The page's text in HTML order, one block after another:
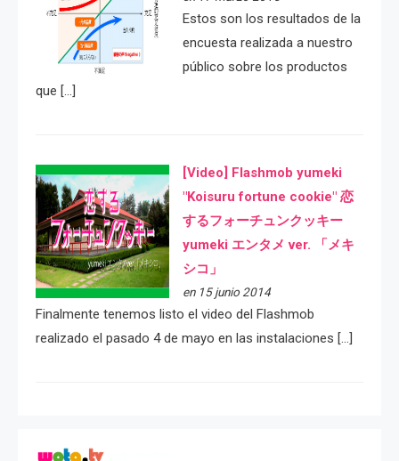
Estos son los resultados de la
encuesta realizada a nuestro
público sobre los productos
que […]
[Video] Flashmob yumeki
"Koisuru fortune cookie" 恋
するフォーチュンクッキー
yumeki エンタメ ver. 「メキ
シコ」
en 15 junio 2014
Finalmente tenemos listo el video del Flashmob
realizado el pasado 4 de mayo en las instalaciones […]